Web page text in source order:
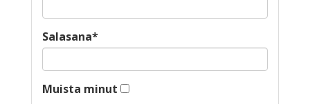
Salasana*
Muista minut